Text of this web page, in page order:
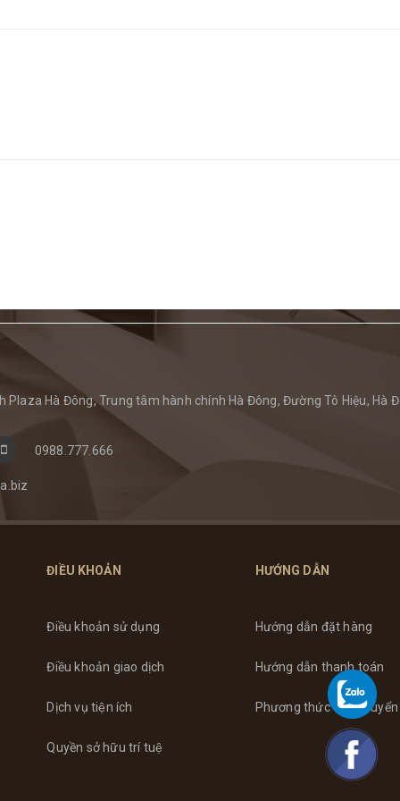
Plaza Hà Đông, Trung tâm hành chính Hà Đông, Đường Tô Hiệu, Hà
0988.777.666
ĐIỀU KHOẢN
Điều khoản sử dụng
Điều khoản giao dịch
Dịch vụ tiện ích
Quyền sở hữu trí tuệ
HƯỚNG DẪN
Hướng dẫn đặt hàng
Hướng dẫn thanh toán
Phương thức vận chuyển